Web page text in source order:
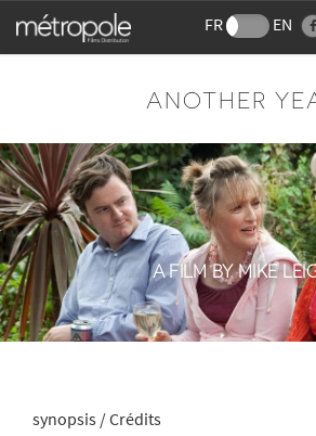
FR EN
ANOTHER
A FILM BY MIKE
synopsis / Crédits